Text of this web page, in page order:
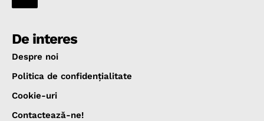
De interes
Despre noi
Politica de confidenţialitate
Cookie-uri
Contactează-ne!